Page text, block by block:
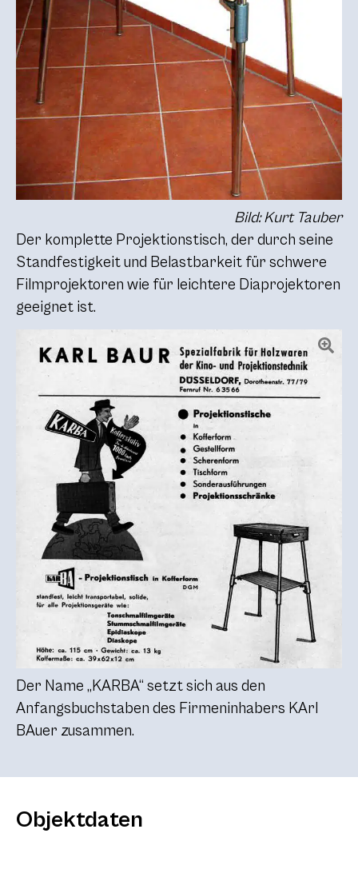
Bild: Kurt Tauber
Der komplette Projektionstisch, der durch seine
Standfestigkeit und Belastbarkeit für schwere
Filmprojektoren wie für leichtere Diaprojektoren
geeignet ist.
Der Name „KARBA“ setzt sich aus den
Anfangsbuchstaben des Firmeninhabers KArl
BAuer zusammen.
Objektdaten